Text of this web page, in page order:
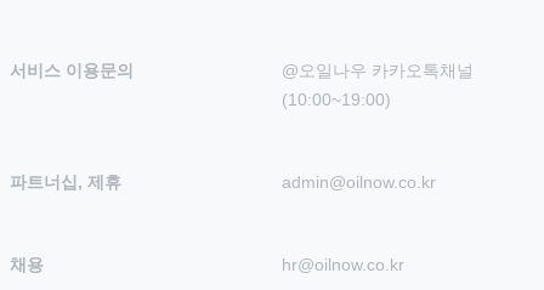
서비스 이용문의
@오일나우 카카오톡채널
(10:00~19:00)
파트너십, 제휴 admin@oilnow.co.kr
채용 hr@oilnow.co.kr